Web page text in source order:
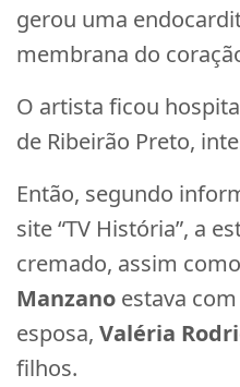
gerou uma
membrana do
O artista ficou
de Ribeirão Preto,
Então, segundo
site “TV História”, a
cremado, assim
Manzano estava
esposa, Valéria
filhos.